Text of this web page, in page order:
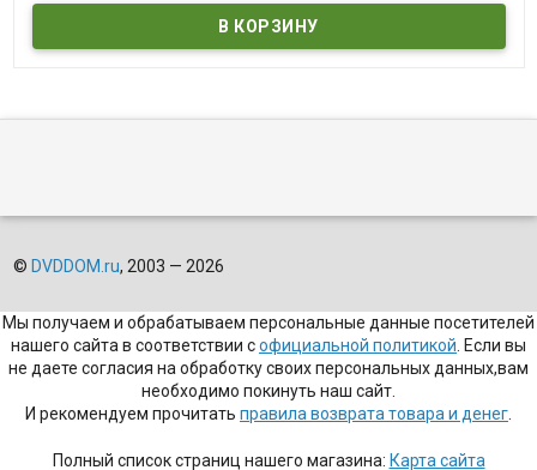
© DVDDOM.ru, 2003 — 2026
Мы получаем и обрабатываем персональные данные посетителей
нашего сайта в соответствии софициальной политикой. Если вы
не даете согласия на обработку своих персональных данных,вам
необходимо покинуть наш сайт.
И рекомендуем прочитать правила возврата товара и денег.
Полный список страниц нашего магазина: Карта сайта